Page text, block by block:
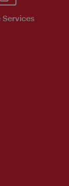
Services